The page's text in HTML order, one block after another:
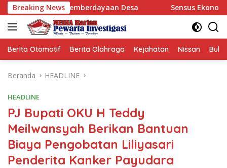
Langsung
ke
konten
Breaking News
dan Pemberdayaan Desa Sensus Ekonomi 2026,
Berita Otomotif Berita Olahraga Kejahatan Nissan
Beranda HEADLINE
HEADLINE
PJ Bupati OKU H Teddy
Meilwansyah Berikan Bantuan
Biaya Pengobatan Liliyasari
Penderita Kanker Payudara